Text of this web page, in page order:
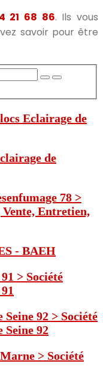
21 68 86. Ils vous
savoir pour être
Eclairage de
de
78 >
Entretien,
- BAEH
> Société
92 > Société
Seine 92
> Société